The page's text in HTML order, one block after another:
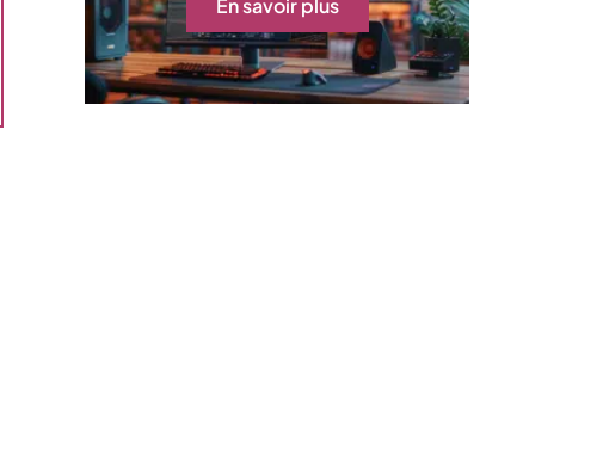
En savoir plus